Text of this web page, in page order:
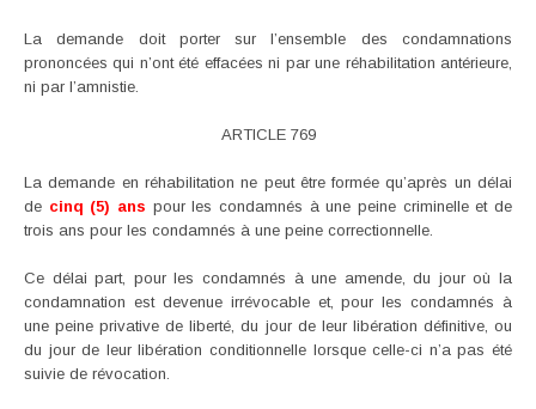
La demande doit porter sur l’ensemble des condamnations
prononcées qui n’ont été effacées ni par une réhabilitation antérieure,
ni par l’amnistie.
ARTICLE 769
La demande en réhabilitation ne peut être formée qu’après un délai
de cinq (5) ans pour les condamnés à une peine criminelle et de
trois ans pour les condamnés à une peine correctionnelle.
Ce délai part, pour les condamnés à une amende, du jour où la
condamnation est devenue irrévocable et, pour les condamnés à
une peine privative de liberté, du jour de leur libération définitive, ou
du jour de leur libération conditionnelle lorsque celle-ci n’a pas été
suivie de révocation.